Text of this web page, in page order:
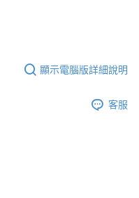
顯示電腦版詳細說明
客服